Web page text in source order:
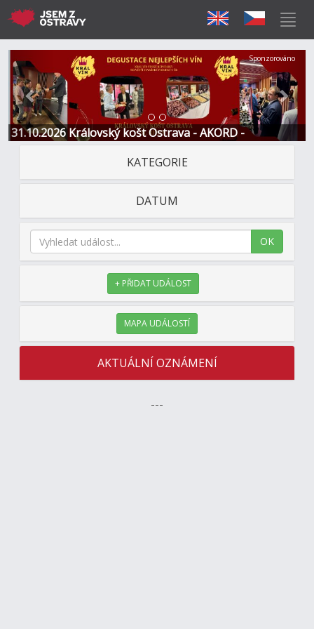
31.10.2026 Královský košt Ostrava - AKORD -
Restaurace a Hotel
Předchozí Další
Sponzorováno
KATEGORIE
DATUM
OK
+ PŘIDAT UDÁLOST
MAPA UDÁLOSTÍ
AKTUÁLNÍ OZNÁMENÍ
---